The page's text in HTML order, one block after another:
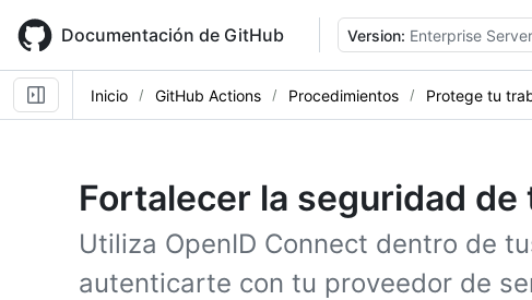
main
content
Documentación de GitHub Version: Enterprise
Inicio GitHub Actions Procedimientos Protege tu
Fortalecer la seguridad
Utiliza OpenID Connect dentro de
autenticarte con tu proveedor de